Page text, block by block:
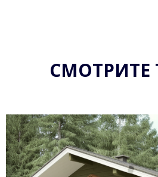
СМОТРИТЕ